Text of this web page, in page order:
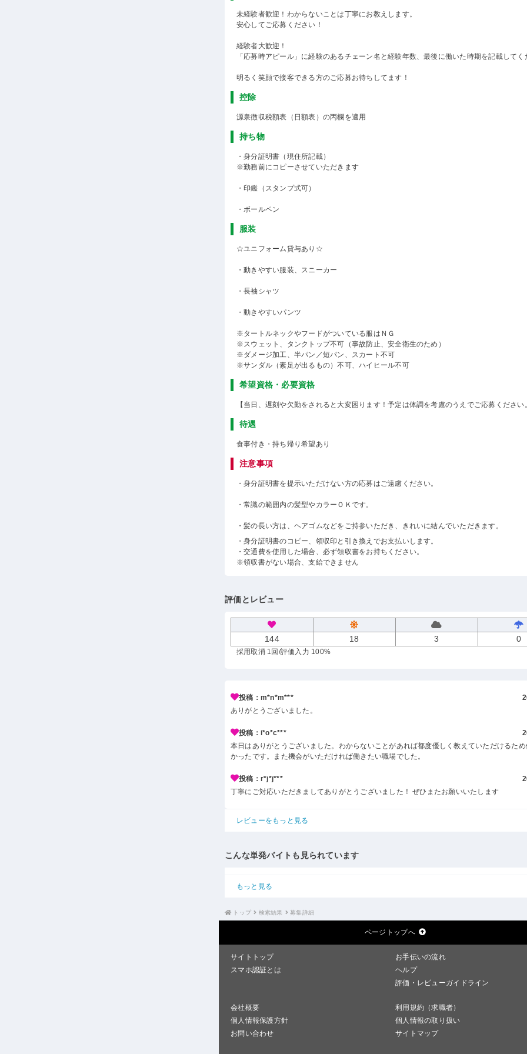
未経験者歓迎！わからないことは丁寧にお教えします。
安心してご応募ください！
経験者大歓迎！
「応募時アピール」に経験のあるチェーン名と経験年数、最後に働いた時期を記載してく
明るく笑顔で接客できる方のご応募お待ちしてます！
控除
源泉徴収税額表（日額表）の丙欄を適用
持ち物
・身分証明書（現住所記載）
※勤務前にコピーさせていただきます
・印鑑（スタンプ式可）
・ボールペン
服装
☆ユニフォーム貸与あり☆
・動きやすい服装、スニーカー
・長袖シャツ
・動きやすいパンツ
※タートルネックやフードがついている服はＮＧ
※スウェット、タンクトップ不可（事故防止、安全衛生のため）
※ダメージ加工、半パン／短パン、スカート不可
※サンダル（素足が出るもの）不可、ハイヒール不可
希望資格・必要資格
【当日、遅刻や欠勤をされると大変困ります！予定は体調を考慮のうえでご応募ください
待遇
食事付き・持ち帰り希望あり
注意事項
・身分証明書を提示いただけない方の応募はご遠慮ください。
・常識の範囲内の髪型やカラーＯＫです。
・髪の長い方は、ヘアゴムなどをご持参いただき、きれいに結んでいただきます。
・身分証明書のコピー、領収印と引き換えでお支払いします。
・交通費を使用した場合、必ず領収書をお持ちください。
※領収書がない場合、支給できません
評価とレビュー
144 18 3 0
採用取消 1回 /評価入力 100%
投稿：m*n*m***
ありがとうございました。
投稿：i*o*c***
本日はありがとうございました。わからないことがあれば都度優しく教えていただけるた
かったです。また機会がいただければ働きたい職場でした。
投稿：r*j*j***
丁寧にご対応いただきましてありがとうございました！ ぜひまたお願いいたします
レビューをもっと見る
こんな単発バイトも見られています
もっと見る
トップ 検索結果 募集詳細
ページトップへ
サイトトップ
お手伝いの流れ
スマホ認証とは
ヘルプ
評価・レビューガイドライン
会社概要
利用規約（求職者）
個人情報保護方針
個人情報の取り扱い
お問い合わせ
サイトマップ